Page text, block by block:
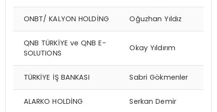
ONBT/ KALYON HOLDİNG Oğuzhan Yıldız
QNB TÜRKİYE ve QNB E-
SOLUTIONS
Okay Yıldırım
TÜRKİYE İŞ BANKASI Sabri Gökmenler
ALARKO HOLDİNG Serkan Demir